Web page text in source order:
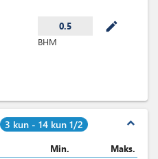
0.5 mode_edit
BHM
3 kun - 14 kun 1/2 expand_less
Min. Maks.